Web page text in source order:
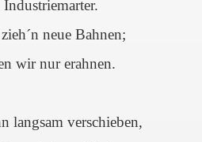
neue Bahnen;
wir nur erahnen.
langsam verschieben,